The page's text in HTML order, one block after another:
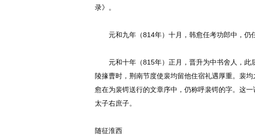
录》。
元和九年（814年）十月，韩愈任考功郎中，仍
元和十年（815年）正月，晋升为中书舍人，此
陵掾曹时，荆南节度使裴均留他住宿礼遇厚重。裴
愈在为裴锷送行的文章序中，仍称呼裴锷的字。这
太子右庶子。
随征淮西